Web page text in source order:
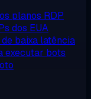
planos RDP
dos EUA
baixa latência
executar bots